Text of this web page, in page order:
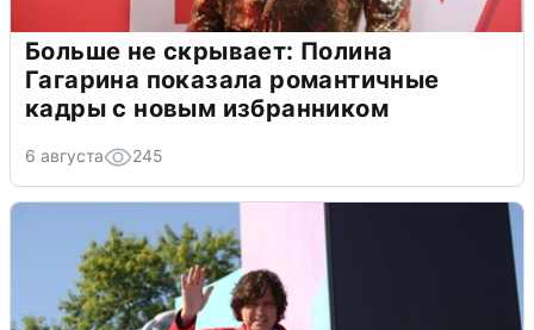
Больше не скрывает: Полина
Гагарина показала романтичные
кадры с новым избранником
6 августа 245